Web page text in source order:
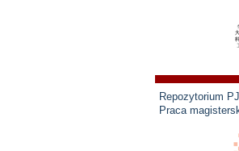
Repozytorium
Praca